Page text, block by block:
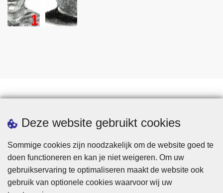
Deze website gebruikt cookies
Sommige cookies zijn noodzakelijk om de website goed te
doen functioneren en kan je niet weigeren. Om uw
gebruikservaring te optimaliseren maakt de website ook
gebruik van optionele cookies waarvoor wij uw
Statistieken